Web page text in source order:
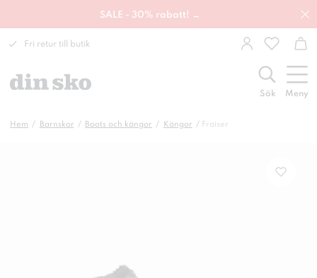
SALE - 30% rabatt! →
Fri retur till butik
Sök Meny
Hem Barnskor Boots och kängor Kängor Fraiser